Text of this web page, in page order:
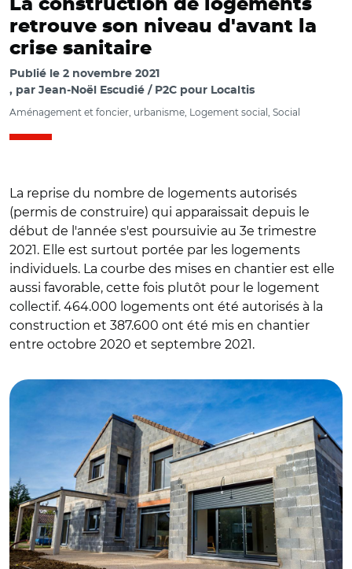
La construction de logements
retrouve son niveau d'avant la
crise sanitaire
Publié le 2 novembre 2021
par Jean-Noël Escudié / P2C pour Localtis
Aménagement et foncier, urbanisme, Logement social, Social
La reprise du nombre de logements autorisés
(permis de construire) qui apparaissait depuis le
début de l'année s'est poursuivie au 3e trimestre
2021. Elle est surtout portée par les logements
individuels. La courbe des mises en chantier est elle
aussi favorable, cette fois plutôt pour le logement
collectif. 464.000 logements ont été autorisés à la
construction et 387.600 ont été mis en chantier
entre octobre 2020 et septembre 2021.